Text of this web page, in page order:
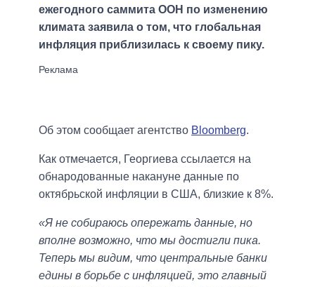
ежегодного саммита ООН по изменению
климата заявила о том, что глобальная
инфляция приблизилась к своему пику.
Об этом сообщает агентство Bloomberg.
Как отмечается, Георгиева ссылается на
обнародованные накануне данные по
октябрьской инфляции в США, близкие к 8%.
«Я не собираюсь опережать данные, но
вполне возможно, что мы достигли пика.
Теперь мы видим, что центральные банки
едины в борьбе с инфляцией, это главный